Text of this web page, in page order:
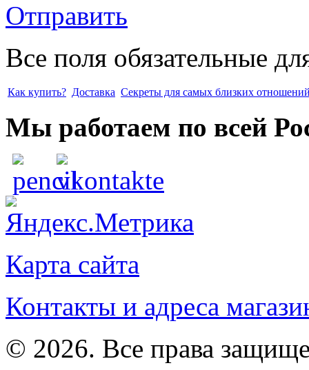
Отправить
Все поля обязательные
Как купить? Доставка Секреты для самых близких
Мы работаем по всей
Карта сайта
Контакты и адреса
© 2026. Все права